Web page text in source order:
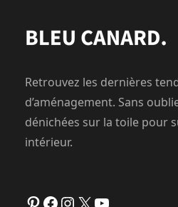
Retrouvez les dernières
d’aménagement. Sans
dénichées sur la toile pour
intérieur.
Pinterest Facebook Instagram X YouTube